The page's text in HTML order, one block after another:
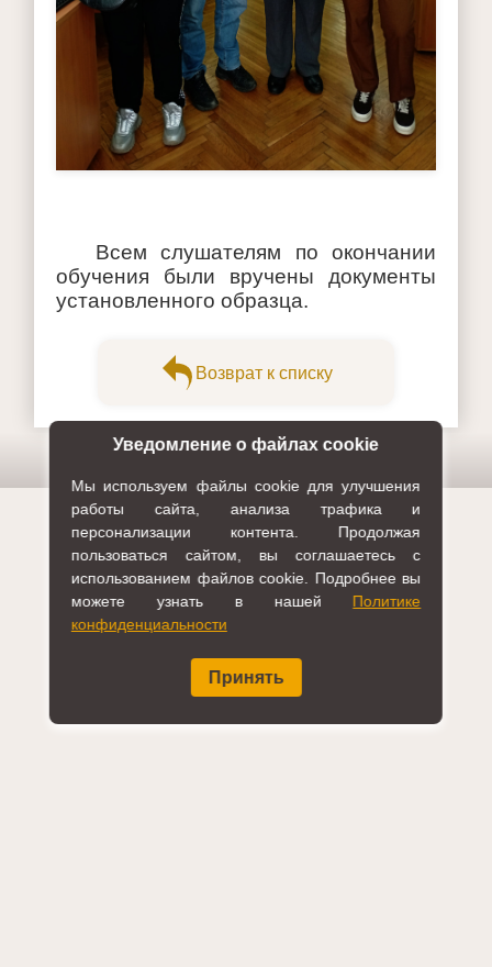
Уведомление о файлах cookie
Мы используем файлы cookie для улучшения
работы сайта, анализа трафика и
персонализации контента. Продолжая
пользоваться сайтом, вы соглашаетесь с
использованием файлов cookie. Подробнее вы
можете узнать в нашейПолитике
конфиденциальности
Принять
Всем слушателям по окончании
обучения были вручены документы
установленного образца.
Возврат к списку